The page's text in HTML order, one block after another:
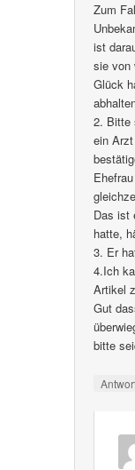
Zum
ist
sie von
Glück
2. Bitte
ein
Das ist
hatte,
3. Er
4.Ich
Artikel
Gut
bitte